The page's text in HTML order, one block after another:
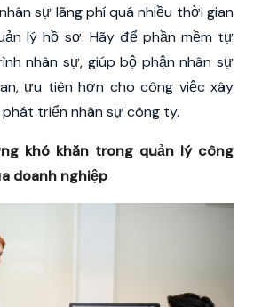
sự lãng phí quá nhiều thời gian
lý hồ sơ. Hãy để phần mềm tự
nhân sự, giúp bộ phận nhân sự
ưu tiên hơn cho công việc xây
triển nhân sự công ty.
khó khăn trong quản lý công
doanh nghiệp